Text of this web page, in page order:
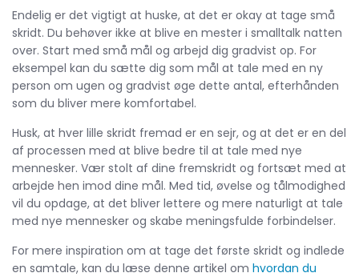
Endelig er det vigtigt at huske, at det er okay at tage små
skridt. Du behøver ikke at blive en mester i smalltalk natten
over. Start med små mål og arbejd dig gradvist op. For
eksempel kan du sætte dig som mål at tale med en ny
person om ugen og gradvist øge dette antal, efterhånden
som du bliver mere komfortabel.
Husk, at hver lille skridt fremad er en sejr, og at det er en del
af processen med at blive bedre til at tale med nye
mennesker. Vær stolt af dine fremskridt og fortsæt med at
arbejde hen imod dine mål. Med tid, øvelse og tålmodighed
vil du opdage, at det bliver lettere og mere naturligt at tale
med nye mennesker og skabe meningsfulde forbindelser.
For mere inspiration om at tage det første skridt og indlede
en samtale, kan du læse denne artikel om hvordan du